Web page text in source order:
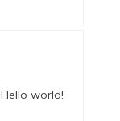
Hello world!